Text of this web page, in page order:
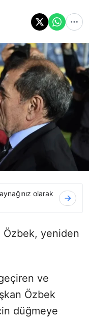
olarak
Özbek, yeniden
ve
Özbek
düğmeye